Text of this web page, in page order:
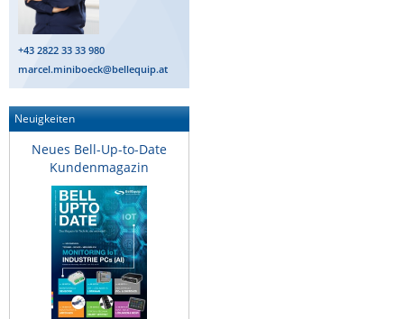
Yuasa
ZPE Systems
News zu unseren Herstellern
+43 2822 33 33 980
marcel.miniboeck@bellequip.at
Neuigkeiten
Neues Bell-Up-to-Date
Kundenmagazin